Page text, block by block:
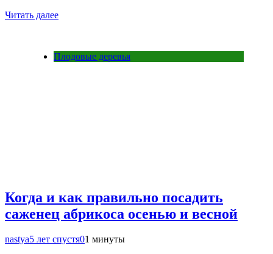
Читать далее
Плодовые деревья
Когда и как правильно посадить
саженец абрикоса осенью и весной
nastya5 лет спустя01 минуты